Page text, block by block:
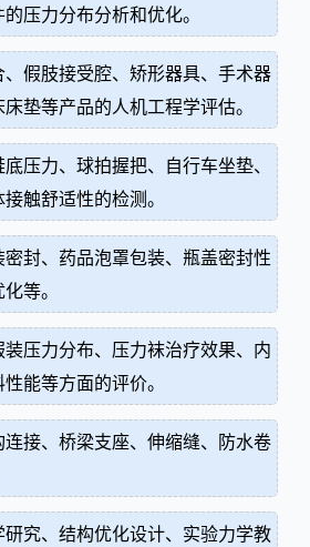
压力分布分析和优化。
假肢接受腔、矫形器具、手术器
垫等产品的人机工程学评估。
压力、球拍握把、自行车坐垫、
触舒适性的检测。
封、药品泡罩包装、瓶盖密封性
等。
压力分布、压力袜治疗效果、内
能等方面的评价。
接、桥梁支座、伸缩缝、防水卷
究、结构优化设计、实验力学教